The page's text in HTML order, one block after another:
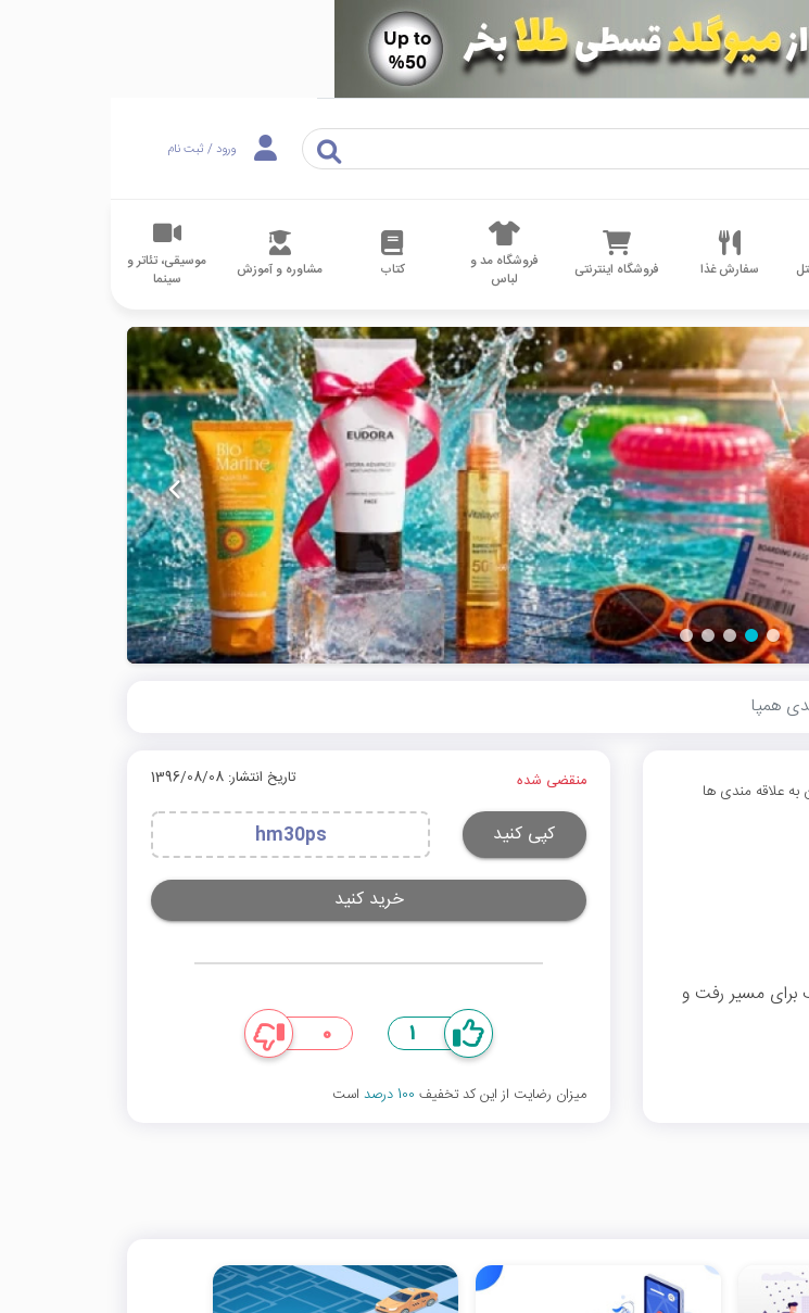
ورود / ثبت نام
سفارش غذا فروشگاه اینترنتی
فروشگاه مد و
لباس
کتاب مشاوره و آموزش
موسیقی، تئاتر و
سینما
به علاقه مندی ها
استفاده نکرده‌اید، می‌توانید از30٪ تخفیف برای مسیر رفت و
منقضی شده تاریخ انتشار: 1396/08/08
کپی کنید hm30ps
خرید کنید
1
0
میزان رضایت از این کد تخفیف 100 درصد است